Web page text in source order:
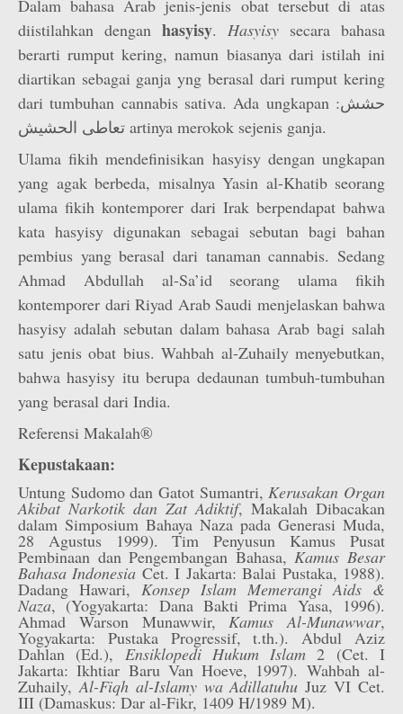
Dalam bahasa Arab jenis-jenis obat tersebut di atas
diistilahkan dengan hasyisy. Hasyisy secara bahasa
berarti rumput kering, namun biasanya dari istilah ini
diartikan sebagai ganja yng berasal dari rumput kering
dari tumbuhan cannabis sativa. Ada ungkapan حشش:
تعاطى الحشيش artinya merokok sejenis ganja.
Ulama fikih mendefinisikan hasyisy dengan ungkapan
yang agak berbeda, misalnya Yasin al-Khatib seorang
ulama fikih kontemporer dari Irak berpendapat bahwa
kata hasyisy digunakan sebagai sebutan bagi bahan
pembius yang berasal dari tanaman cannabis. Sedang
Ahmad Abdullah al-Sa’id seorang ulama fikih
kontemporer dari Riyad Arab Saudi menjelaskan bahwa
hasyisy adalah sebutan dalam bahasa Arab bagi salah
satu jenis obat bius. Wahbah al-Zuhaily menyebutkan,
bahwa hasyisy itu berupa dedaunan tumbuh-tumbuhan
yang berasal dari India.
Referensi Makalah®
Kepustakaan:
Untung Sudomo dan Gatot Sumantri,Kerusakan Organ
Akibat Narkotik dan Zat Adiktif, Makalah Dibacakan
dalam Simposium Bahaya Naza pada Generasi Muda,
28 Agustus 1999). Tim Penyusun Kamus Pusat
Pembinaan dan Pengembangan Bahasa,Kamus Besar
Bahasa Indonesia Cet. I Jakarta: Balai Pustaka, 1988).
Dadang Hawari, Konsep Islam Memerangi Aids &
Naza, (Yogyakarta: Dana Bakti Prima Yasa, 1996).
Ahmad Warson Munawwir,Kamus Al-Munawwar,
Yogyakarta: Pustaka Progressif, t.th.). Abdul Aziz
Dahlan (Ed.), Ensiklopedi Hukum Islam 2 (Cet. I
Jakarta: Ikhtiar Baru Van Hoeve, 1997). Wahbah al-
Zuhaily,Al-Fiqh al-Islamy wa Adillatuhu Juz VI Cet.
III (Damaskus: Dar al-Fikr, 1409 H/1989 M).